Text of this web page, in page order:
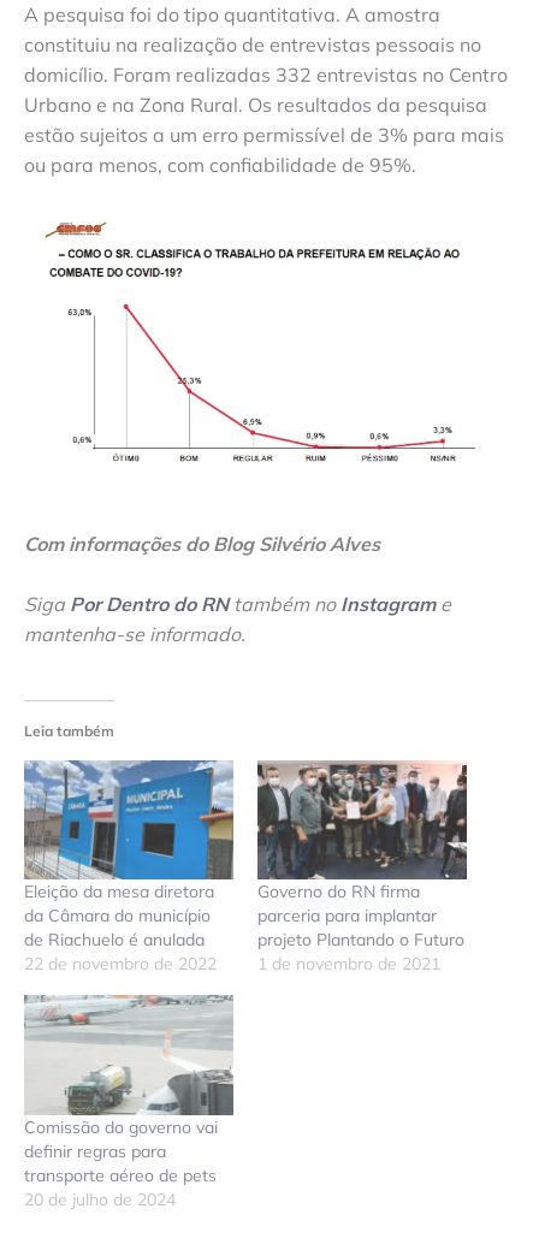
A pesquisa foi do tipo quantitativa. A amostra
constituiu na realização de entrevistas pessoais no
domicílio. Foram realizadas 332 entrevistas no Centro
Urbano e na Zona Rural. Os resultados da pesquisa
estão sujeitos a um erro permissível de 3% para mais
ou para menos, com confiabilidade de 95%.
Com informações do Blog Silvério Alves
Siga Por Dentro do RNtambém no Instagrame
mantenha-se informado.
Leia também
Eleição da mesa diretora
da Câmara do município
de Riachuelo é anulada
22 de novembro de 2022
Governo do RN firma
parceria para implantar
projeto Plantando o Futuro
1 de novembro de 2021
Comissão do governo vai
definir regras para
transporte aéreo de pets
20 de julho de 2024